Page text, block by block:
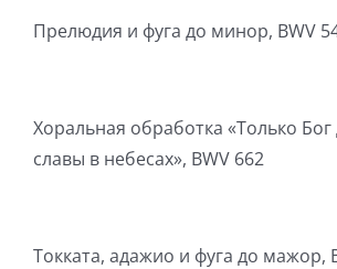
Прелюдия и фуга до минор, BWV
Хоральная обработка «Только Бог
славы в небесах», BWV 662
Токката, адажио и фуга до мажор,